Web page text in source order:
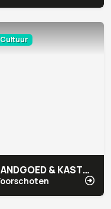
Cultuur
LANDGOED & KASTEEL DUIVENVOORDE